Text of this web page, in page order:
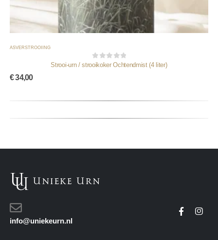
ASVERSTROOIING
0out of 5
Strooi-urn / strooikoker Ochtendmist (4 liter)
€34,00
info@uniekeurn.nl